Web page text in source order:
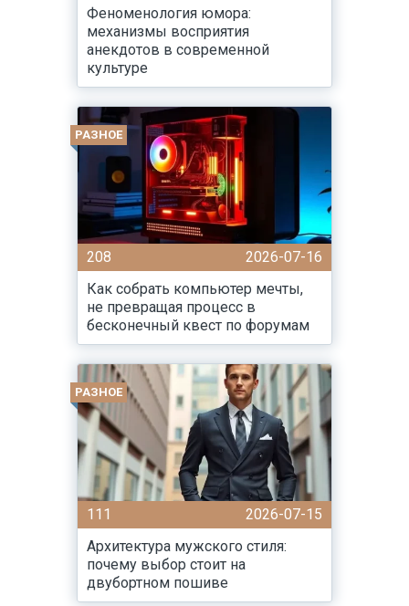
Феноменология юмора:
механизмы восприятия
анекдотов в современной
культуре
РАЗНОЕ
208
2026-07-16
Как собрать компьютер мечты,
не превращая процесс в
бесконечный квест по форумам
РАЗНОЕ
111
2026-07-15
Архитектура мужского стиля:
почему выбор стоит на
двубортном пошиве